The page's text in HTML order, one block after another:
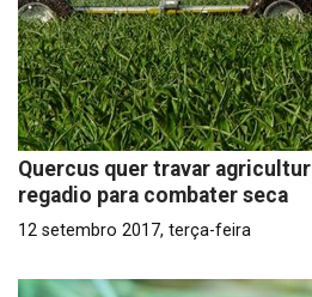
Quercus quer travar
regadio para combater seca
12 setembro 2017, terça-feira